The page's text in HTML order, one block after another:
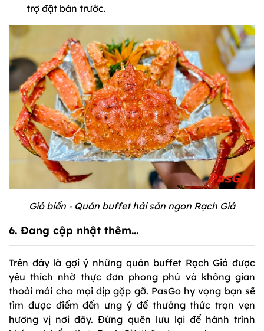
trợ đặt bàn trước.
Gió biển - Quán buffet hải sản ngon Rạch Giá
6. Đang cập nhật thêm…
Trên đây là gợi ý những quán buffet Rạch Giá được
yêu thích nhờ thực đơn phong phú và không gian
thoải mái cho mọi dịp gặp gỡ. PasGo hy vọng bạn sẽ
tìm được điểm đến ưng ý để thưởng thức trọn vẹn
hương vị nơi đây. Đừng quên lưu lại để hành trình